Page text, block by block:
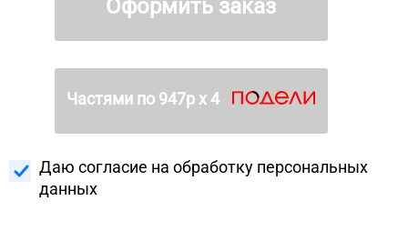
Оформить заказ
Частями по 947р х 4
Даю согласие на обработку персональных
данных